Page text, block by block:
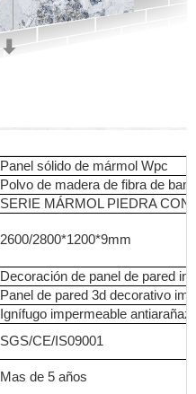
Panel sólido de mármol Wpc
Polvo de madera de fibra de
SERIE MÁRMOL PIEDRA
2600/2800*1200*9mm
Decoración de panel de pared
Panel de pared 3d decorativo
Ignífugo impermeable
SGS/CE/IS09001
Mas de 5 años